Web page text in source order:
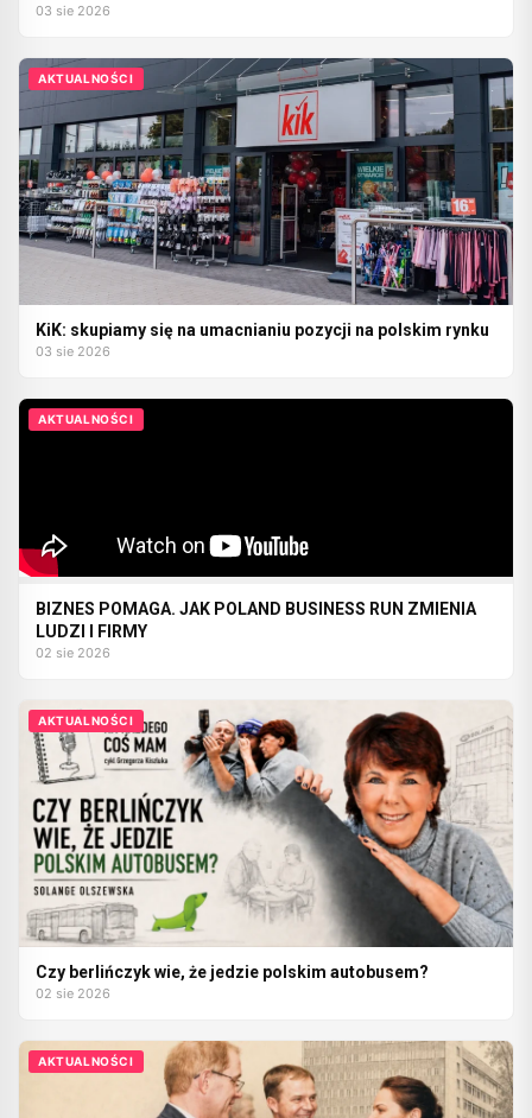
03 sie 2026
AKTUALNOŚCI
KiK: skupiamy się na umacnianiu pozycji na polskim rynku
03 sie 2026
AKTUALNOŚCI
BIZNES POMAGA. JAK POLAND BUSINESS RUN ZMIENIA
LUDZI I FIRMY
02 sie 2026
AKTUALNOŚCI
Czy berlińczyk wie, że jedzie polskim autobusem?
02 sie 2026
AKTUALNOŚCI